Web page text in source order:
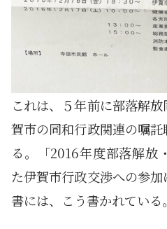
これは、５年前に部落解
賀市の同和行政関連の嘱
る。「2016年度部落解放
た伊賀市行政交渉への参
書には、こう書かれている。